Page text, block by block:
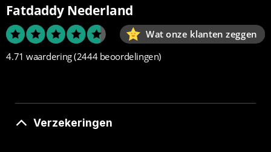
Fatdaddy Nederland
Wat onze klanten zeggen
4.71 waardering(2444 beoordelingen)
Verzekeringen